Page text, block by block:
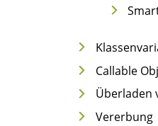
Callable
Überladen
Vererbung